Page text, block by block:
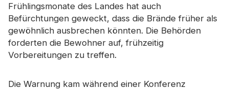
Katalog
Video
Kontakt
Frühlingsmonate des Landes hat auch
Befürchtungen geweckt, dass die Brände früher als
gewöhnlich ausbrechen könnten. Die Behörden
forderten die Bewohner auf, frühzeitig
Vorbereitungen zu treffen.
Die Warnung kam während einer Konferenz